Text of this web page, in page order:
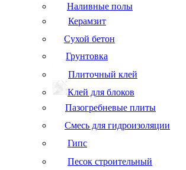
Наливные полы
Керамзит
Сухой бетон
Грунтовка
Плиточный клей
Клей для блоков
Пазогребневые плиты
Смесь для гидроизоляции
Гипс
Песок строительный